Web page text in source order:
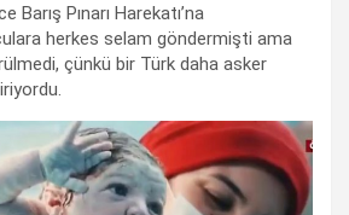
Barış Pınarı Harekatı’na
herkes selam göndermişti ama
çünkü bir Türk daha asker